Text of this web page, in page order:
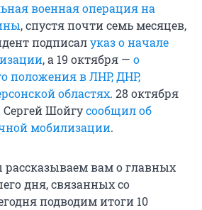
военная операция на
, спустя почти семь месяцев,
подписалуказ о начале
, а 19 октября — о
положения в ЛНР, ДНР,
областях. 28 октября
Шойгусообщил об
мобилизации.
вам о главных
дня, связанных со
подводим итоги 10